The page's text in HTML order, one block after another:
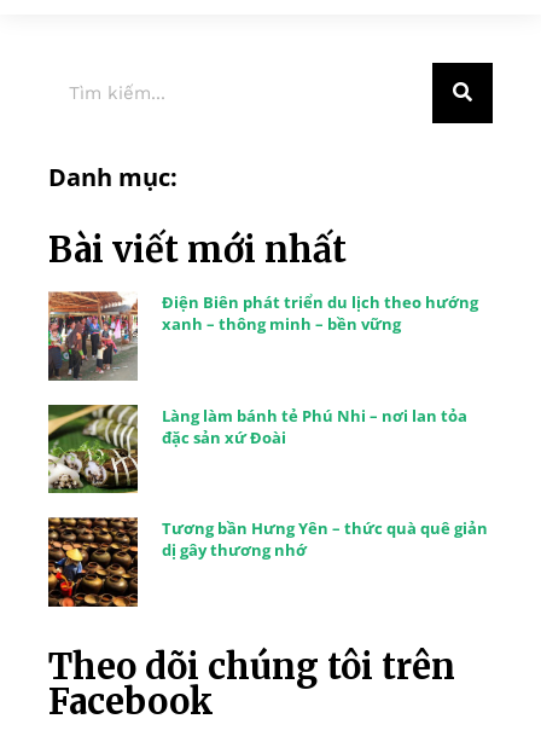
Danh mục:
Bài viết mới nhất
Điện Biên phát triển du lịch theo hướng
xanh – thông minh – bền vững
Làng làm bánh tẻ Phú Nhi – nơi lan tỏa
đặc sản xứ Đoài
Tương bần Hưng Yên – thức quà quê giản
dị gây thương nhớ
Theo dõi chúng tôi trên
Facebook